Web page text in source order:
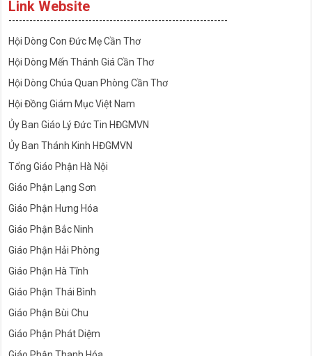
Link Website
---------------------------------------------------------------
Hội Dòng Con Đức Mẹ Cần Thơ
Hội Dòng Mến Thánh Giá Cần Thơ
Hội Dòng Chúa Quan Phòng Cần Thơ
Hội Đồng Giám Mục Việt Nam
Ủy Ban Giáo Lý Đức Tin HĐGMVN
Ủy Ban Thánh Kinh HĐGMVN
Tổng Giáo Phận Hà Nội
Giáo Phận Lạng Sơn
Giáo Phận Hưng Hóa
Giáo Phận Bắc Ninh
Giáo Phận Hải Phòng
Giáo Phận Hà Tĩnh
Giáo Phận Thái Bình
Giáo Phận Bùi Chu
Giáo Phận Phát Diệm